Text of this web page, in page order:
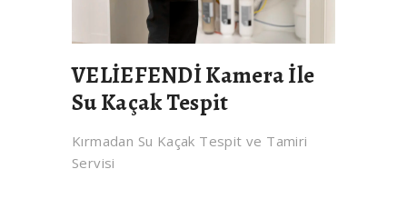
VELİEFENDİ Kamera İle
Su Kaçak Tespit
Kırmadan Su Kaçak Tespit ve Tamiri
Servisi